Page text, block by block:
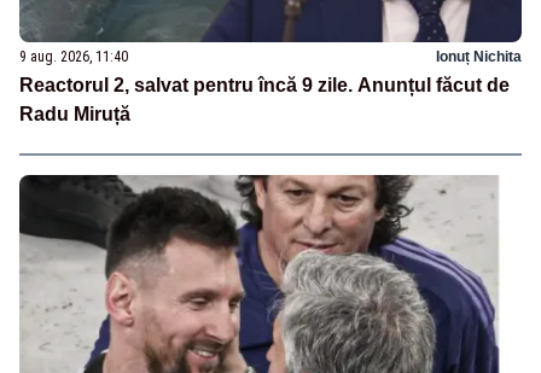
9 aug. 2026, 11:40 Ionuț Nichita
Reactorul 2, salvat pentru încă 9 zile. Anunțul făcut de
Radu Miruță